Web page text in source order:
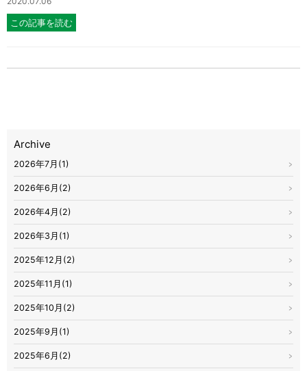
この記事を読む
Archive
2026年7月(1)
2026年6月(2)
2026年4月(2)
2026年3月(1)
2025年12月(2)
2025年11月(1)
2025年10月(2)
2025年9月(1)
2025年6月(2)